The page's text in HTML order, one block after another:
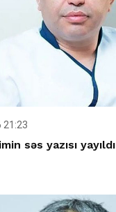
21:23
səs yazısı yayıldı